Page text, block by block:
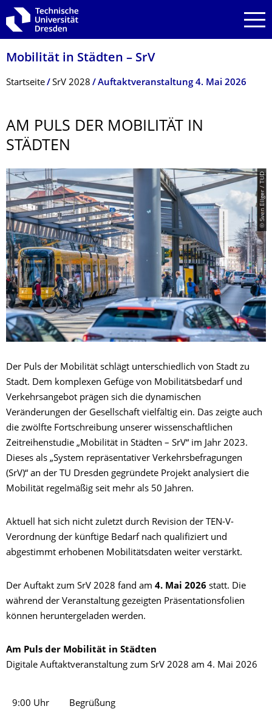
Zur Hauptnavigation springen
Zur Suche springen
Zum Inhalt springen
Mobilität in Städten – SrV
Breadcrumb-Menü
Startseite SrV 2028 Auftaktveranstaltung 4. Mai 2026
AM PULS DER MOBILITÄT IN
STÄDTEN
© Sven Ellger / TUD
Der Puls der Mobilität schlägt unterschiedlich von Stadt zu
Stadt. Dem komplexen Gefüge von Mobilitätsbedarf und
Verkehrsangebot prägen sich die dynamischen
Veränderungen der Gesellschaft vielfältig ein. Das zeigte auch
die zwölfte Fortschreibung unserer wissenschaftlichen
Zeitreihenstudie „Mobilität in Städten – SrV“ im Jahr 2023.
Dieses als „System repräsentativer Verkehrsbefragungen
(SrV)“ an der TU Dresden gegründete Projekt analysiert die
Mobilität regelmäßig seit mehr als 50 Jahren.
Aktuell hat sich nicht zuletzt durch Revision der TEN-V-
Verordnung der künftige Bedarf nach qualifiziert und
abgestimmt erhobenen Mobilitätsdaten weiter verstärkt.
Der Auftakt zum SrV 2028 fand am 4. Mai 2026 statt. Die
während der Veranstaltung gezeigten Präsentationsfolien
können heruntergeladen werden.
Am Puls der Mobilität in Städten
Digitale Auftaktveranstaltung zum SrV 2028 am 4. Mai 2026
9:00 Uhr Begrüßung